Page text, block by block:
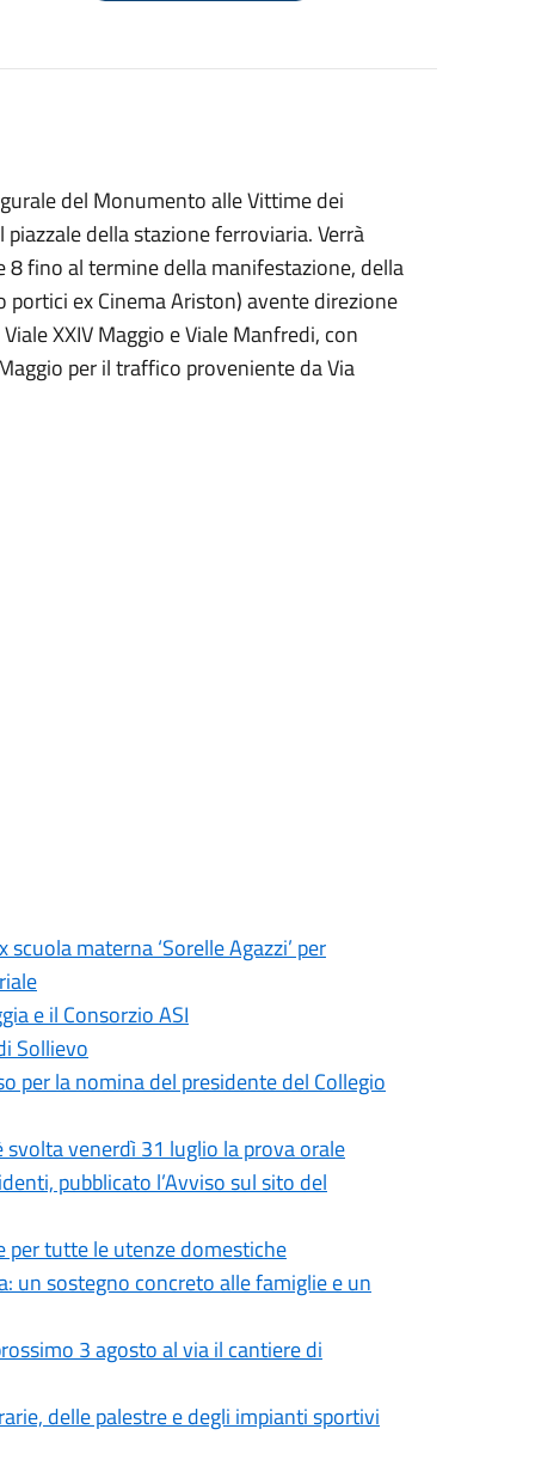
del Monumento alle Vittime dei
della stazione ferroviaria. Verrà
fino al termine della manifestazione, della
ex Cinema Ariston) avente direzione
XXIV Maggio e Viale Manfredi, con
per il traffico proveniente da Via
materna ‘Sorelle Agazzi’ per
e il Consorzio ASI
Sollievo
per la nomina del presidente del Collegio
venerdì 31 luglio la prova orale
pubblicato l’Avviso sul sito del
per tutte le utenze domestiche
un sostegno concreto alle famiglie e un
3 agosto al via il cantiere di
delle palestre e degli impianti sportivi